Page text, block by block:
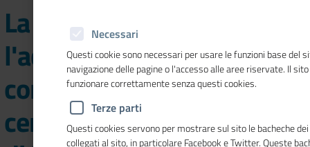
La piattaforma TED per
l'accesso alle opportunità
commerciali dell'UE al
centro del nuovo numero
Necessari
Questi cookie sono necessari per usare le funzioni base del
navigazione delle pagine o l'accesso alle aree riservate. Il
funzionare correttamente senza questi cookies.
Terze parti
Questi cookies servono per mostrare sul sito le bacheche
collegati al sito, in particolare Facebook e Twitter. Queste